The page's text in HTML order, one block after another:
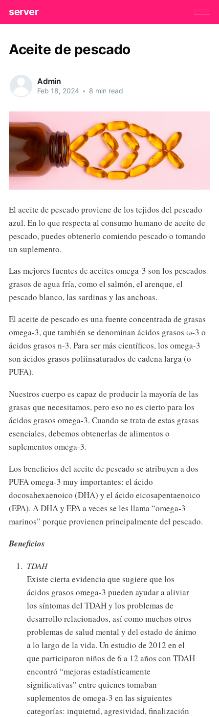
server
Aceite de pescado
Admin
Feb 18, 2024 • 8 min read
El aceite de pescado proviene de los tejidos del pescado
azul. En lo que respecta al consumo humano de aceite de
pescado, puedes obtenerlo comiendo pescado o tomando
un suplemento.
Las mejores fuentes de aceites omega-3 son los pescados
grasos de agua fría, como el salmón, el arenque, el
pescado blanco, las sardinas y las anchoas.
El aceite de pescado es una fuente concentrada de grasas
omega-3, que también se denominan ácidos grasos ω-3 o
ácidos grasos n-3. Para ser más científicos, los omega-3
son ácidos grasos poliinsaturados de cadena larga (o
PUFA).
Nuestros cuerpo es capaz de producir la mayoría de las
grasas que necesitamos, pero eso no es cierto para los
ácidos grasos omega-3. Cuando se trata de estas grasas
esenciales, debemos obtenerlas de alimentos o
suplementos omega-3.
Los beneficios del aceite de pescado se atribuyen a dos
PUFA omega-3 muy importantes: el ácido
docosahexaenoico (DHA) y el ácido eicosapentaenoico
(EPA). A DHA y EPA a veces se les llama “omega-3
marinos” porque provienen principalmente del pescado.
Beneficios
TDAH
Existe cierta evidencia que sugiere que los
ácidos grasos omega-3 pueden ayudar a aliviar
los síntomas del TDAH y los problemas de
desarrollo relacionados, así como muchos otros
problemas de salud mental y del estado de ánimo
a lo largo de la vida. Un estudio de 2012 en el
que participaron niños de 6 a 12 años con TDAH
encontró “mejoras estadísticamente
significativas” entre quienes tomaban
suplementos de omega-3 en las siguientes
categorías: inquietud, agresividad, finalización